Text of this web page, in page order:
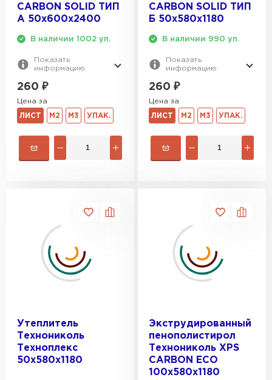
CARBON SOLID ТИП
A 50х600х2400
В наличии 1002 уп.
Показать
информацию
260 ₽
Цена за
ЛИСТ М2 М3 УПАК.
CARBON SOLID ТИП
Б 50х580х1180
В наличии 990 уп.
Показать
информацию
260 ₽
Цена за
ЛИСТ М2 М3 УПАК.
Утеплитель
Технониколь
Техноплекс
50х580х1180
Экструдированный
пенополистирол
Технониколь XPS
CARBON ECO
100х580х1180